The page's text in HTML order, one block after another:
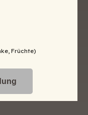
Früchte)